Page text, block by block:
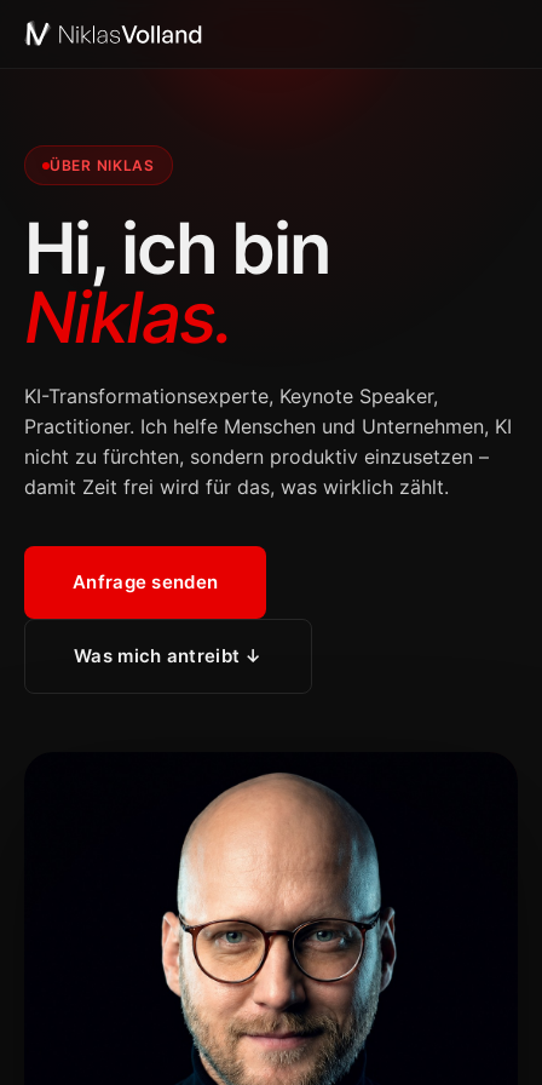
Keynote
Kollaborationen
ÜBER NIKLAS
Hi, ich bin
Niklas.
KI-Transformationsexperte, Keynote Speaker,
Practitioner. Ich helfe Menschen und Unternehmen, KI
nicht zu fürchten, sondern produktiv einzusetzen –
damit Zeit frei wird für das, was wirklich zählt.
Anfrage senden
Was mich antreibt ↓